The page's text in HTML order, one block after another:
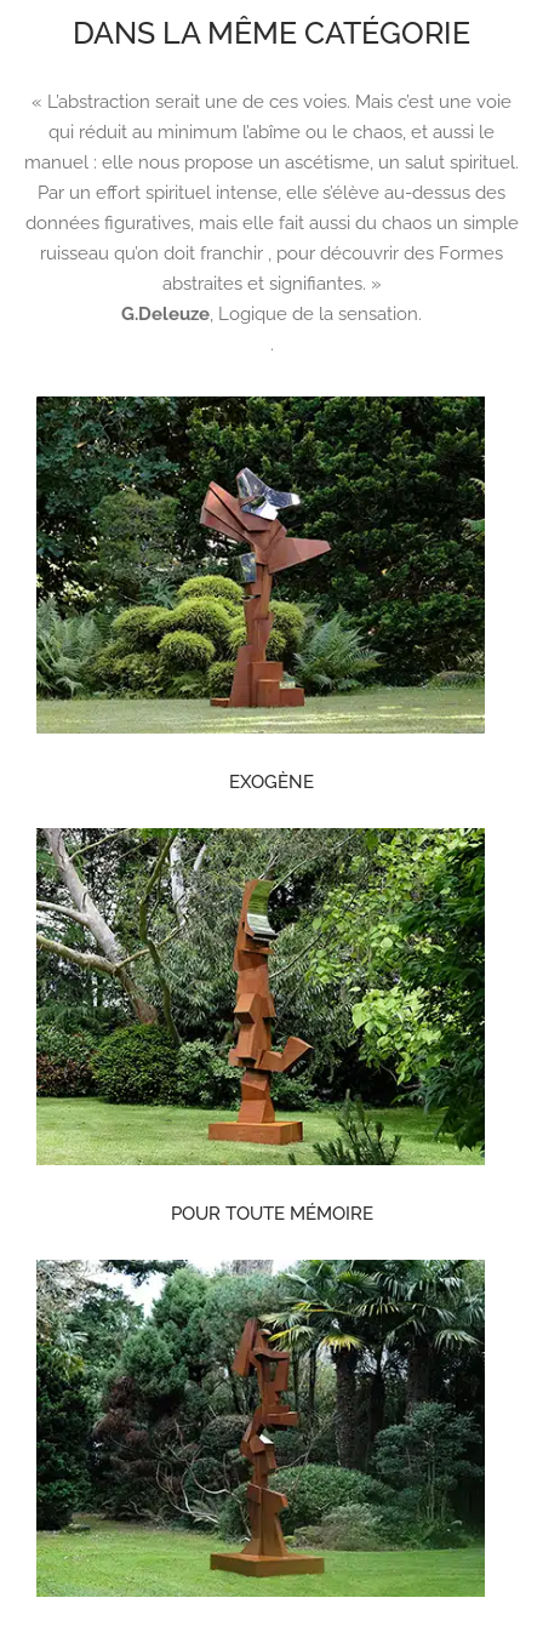
DANS LA MÊME CATÉGORIE
« L’abstraction serait une de ces voies. Mais c’est une voie
qui réduit au minimum l’abîme ou le chaos, et aussi le
manuel : elle nous propose un ascétisme, un salut spirituel.
Par un effort spirituel intense, elle s’élève au-dessus des
données figuratives, mais elle fait aussi du chaos un simple
ruisseau qu’on doit franchir , pour découvrir des Formes
abstraites et signifiantes. »
G.Deleuze, Logique de la sensation.
.
EXOGÈNE
POUR TOUTE MÉMOIRE